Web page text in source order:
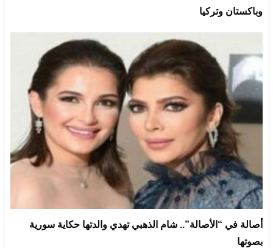
وباكستان وتركيا
أصالة في “الأصالة”.. شام الذهبي تهدي والدتها حكاية سورية
بصوتها